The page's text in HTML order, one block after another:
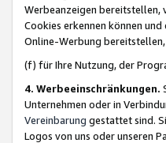
Werbeanzeigen bereitstellen,
Cookies erkennen können
Online-Werbung
(f) für Ihre Nutzung, der
4. Werbeeinschränkungen.
Unternehmen oder in
Vereinbarung gestattet sind.
Logos von uns oder unseren